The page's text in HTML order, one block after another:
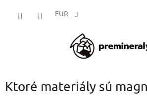
EUR
Ktoré materiály sú